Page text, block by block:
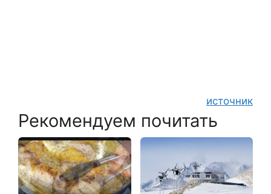
источник
Рекомендуем почитать